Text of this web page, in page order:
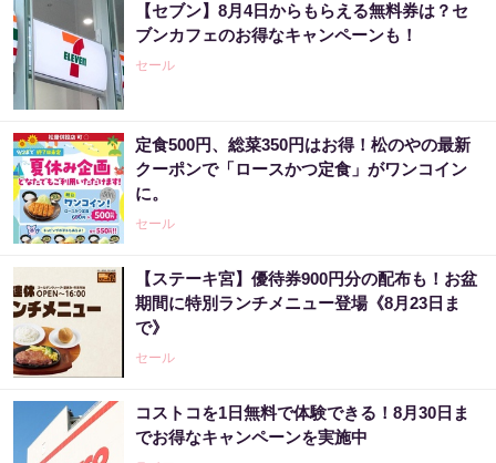
【セブン】8月4日からもらえる無料券は？セ
ブンカフェのお得なキャンペーンも！
セール
定食500円、総菜350円はお得！松のやの最新
クーポンで「ロースかつ定食」がワンコイン
に。
セール
【ステーキ宮】優待券900円分の配布も！お盆
期間に特別ランチメニュー登場《8月23日ま
で》
セール
コストコを1日無料で体験できる！8月30日ま
でお得なキャンペーンを実施中